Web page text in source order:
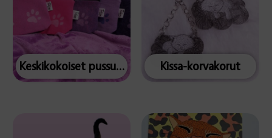
Keskikokoiset pussukat Kissa-korvakorut